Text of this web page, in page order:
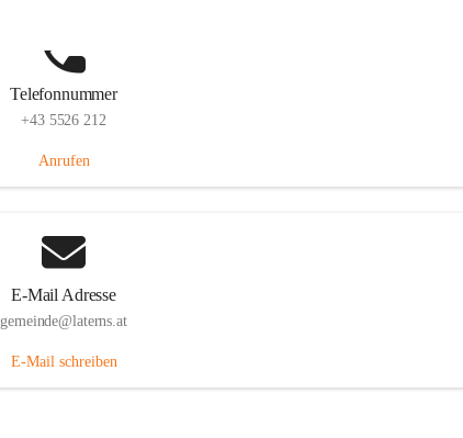
Telefonnummer
+43 5526 212
Anrufen
E-Mail Adresse
gemeinde@laterns.at
E-Mail schreiben